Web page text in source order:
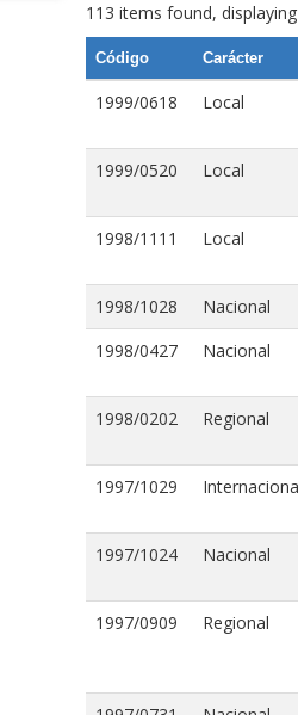
113 items found,
Código Carácter
1999/0618 Local
1999/0520 Local
1998/1111 Local
1998/1028 Nacional
1998/0427 Nacional
1998/0202 Regional
1997/1029
1997/1024 Nacional
1997/0909 Regional